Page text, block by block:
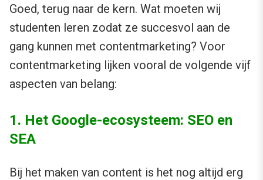
Goed, terug naar de kern. Wat moeten wij
studenten leren zodat ze succesvol aan de
gang kunnen met contentmarketing? Voor
contentmarketing lijken vooral de volgende vijf
aspecten van belang:
1. Het Google-ecosysteem: SEO en
SEA
Bij het maken van content is het nog altijd erg